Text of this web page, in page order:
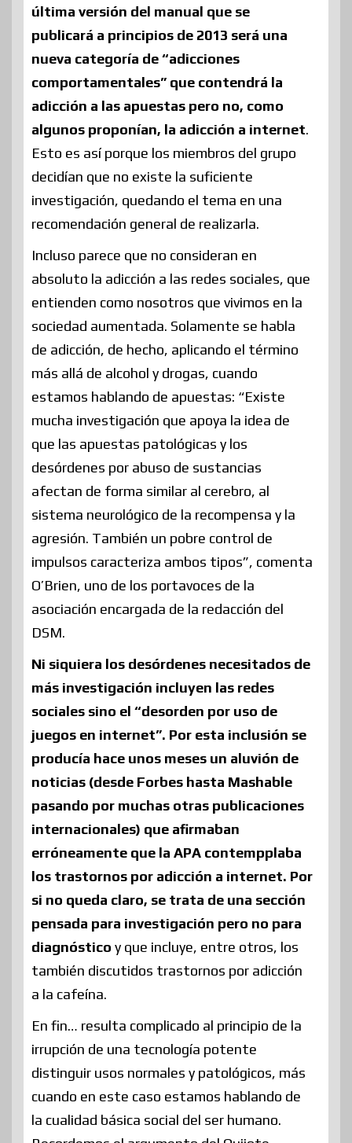
última versión del manual que se
publicará a principios de 2013 será una
nueva categoría de “adicciones
comportamentales” que contendrá la
adicción a las apuestas pero no, como
algunos proponían, la adicción a internet.
Esto es así porque los miembros del grupo
decidían que no existe la suficiente
investigación, quedando el tema en una
recomendación general de realizarla.
Incluso parece que no consideran en
absoluto la adicción a las redes sociales, que
entienden como nosotros que vivimos en la
sociedad aumentada. Solamente se habla
de adicción, de hecho, aplicando el término
más allá de alcohol y drogas, cuando
estamos hablando de apuestas: “Existe
mucha investigación que apoya la idea de
que las apuestas patológicas y los
desórdenes por abuso de sustancias
afectan de forma similar al cerebro, al
sistema neurológico de la recompensa y la
agresión. También un pobre control de
impulsos caracteriza ambos tipos”, comenta
O’Brien, uno de los portavoces de la
asociación encargada de la redacción del
DSM.
Ni siquiera los desórdenes necesitados de
más investigación incluyen las redes
sociales sino el “desorden por uso de
juegos en internet”. Por esta inclusión se
producía hace unos meses un aluvión de
noticias (desde Forbes hasta Mashable
pasando por muchas otras publicaciones
internacionales) que afirmaban
erróneamente que la APA contempplaba
los trastornos por adicción a internet. Por
si no queda claro, se trata de una sección
pensada para investigación pero no para
diagnóstico y que incluye, entre otros, los
también discutidos trastornos por adicción
a la cafeína.
En fin… resulta complicado al principio de la
irrupción de una tecnología potente
distinguir usos normales y patológicos, más
cuando en este caso estamos hablando de
la cualidad básica social del ser humano.